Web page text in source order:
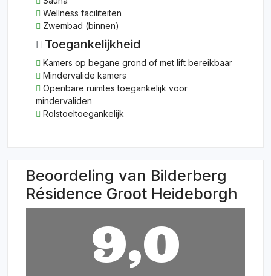
Wellness faciliteiten
Zwembad (binnen)
Toegankelijkheid
Kamers op begane grond of met lift bereikbaar
Mindervalide kamers
Openbare ruimtes toegankelijk voor
mindervaliden
Rolstoeltoegankelijk
Beoordeling van Bilderberg
Résidence Groot Heideborgh
9,0